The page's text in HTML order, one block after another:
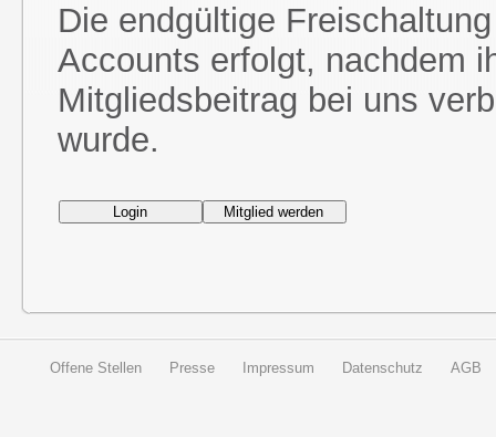
Die endgültige
Accounts erfolgt, nachdem
Mitgliedsbeitrag bei uns
wurde.
Offene Stellen Presse Impressum Datenschutz AGB